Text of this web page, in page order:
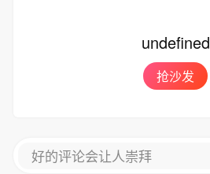
undefined
抢沙发
好的评论会让人崇拜